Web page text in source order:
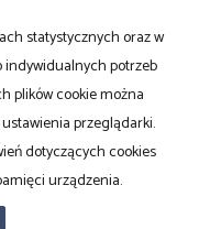
Sprzedaj Kontakt Rodo
dla biur nieruchomości
statystycznych oraz w
indywidualnych potrzeb
plików cookie można
przeglądarki.
dotyczących cookies
urządzenia.